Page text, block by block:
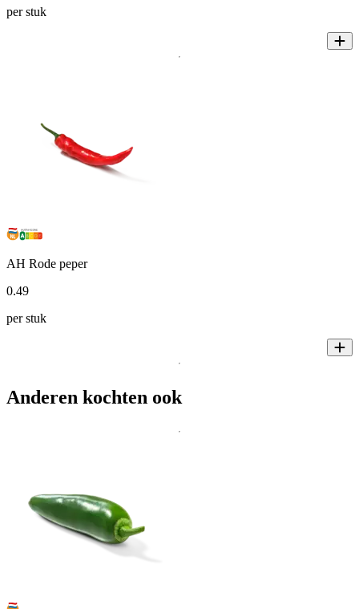
per stuk
AH Rode peper
0.49
per stuk
Anderen kochten ook